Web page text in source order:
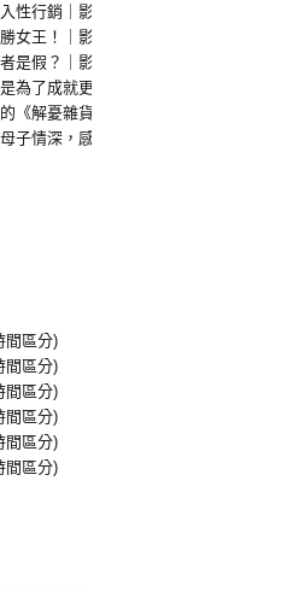
性行銷｜影評．心得
女王！｜影評．心得
是假？｜影評．心得
為了成就更美好的事｜影評．心得
《解憂雜貨店》｜影評．心得
子情深，感同身受的人生課題｜影評．
間區分)
間區分)
間區分)
間區分)
間區分)
間區分)